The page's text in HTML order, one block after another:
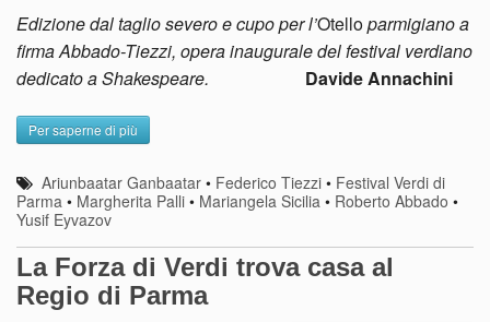
Edizione dal taglio severo e cupo per l’Otelloparmigiano a
firma Abbado-Tiezzi, opera inaugurale del festival verdiano
dedicato a Shakespeare.
Davide Annachini
Per saperne di più
Ariunbaatar Ganbaatar • Federico Tiezzi • Festival Verdi di
Parma • Margherita Palli • Mariangela Sicilia • Roberto Abbado •
Yusif Eyvazov
La Forza di Verdi trova casa al
Regio di Parma